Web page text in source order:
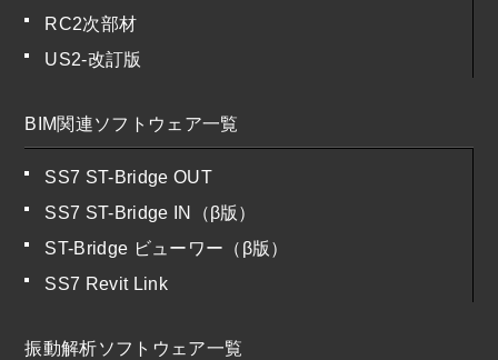
RC2次部材
US2-改訂版
BIM関連ソフトウェア一覧
SS7 ST-Bridge OUT
SS7 ST-Bridge IN（β版）
ST-Bridge ビューワー（β版）
SS7 Revit Link
振動解析ソフトウェア一覧